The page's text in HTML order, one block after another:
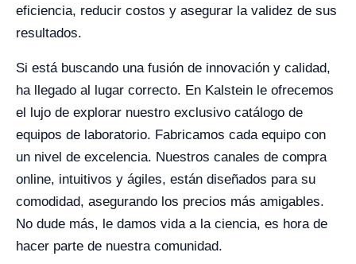
eficiencia, reducir costos y asegurar la validez de sus
resultados.
Si está buscando una fusión de innovación y calidad,
ha llegado al lugar correcto. En Kalstein le ofrecemos
el lujo de explorar nuestro exclusivo catálogo de
equipos de laboratorio. Fabricamos cada equipo con
un nivel de excelencia. Nuestros canales de compra
online, intuitivos y ágiles, están diseñados para su
comodidad, asegurando los precios más amigables.
No dude más, le damos vida a la ciencia, es hora de
hacer parte de nuestra comunidad.